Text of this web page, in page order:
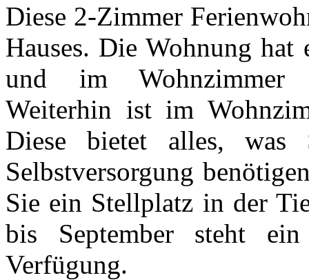
Diese 2-Zimmer
Hauses. Die Wohnung
und im Wohnzimmer
Weiterhin ist im
Diese bietet alles, was
Selbstversorgung
Sie ein Stellplatz in der
bis September steht
Verfügung.